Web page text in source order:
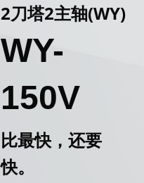
2刀塔2主轴(WY)
WY-
150V
比最快，还要
快。